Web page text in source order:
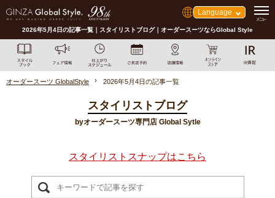
Language
2026年5月4日の記事一覧｜スタイリストブログ｜オーダースーツならGlobal Style
オーダースーツ GlobalStyle 2026年5月4日の記事一覧
スタイリストブログ
byオーダースーツ専門店 Global Sytle
スタイリストスナップはこちら